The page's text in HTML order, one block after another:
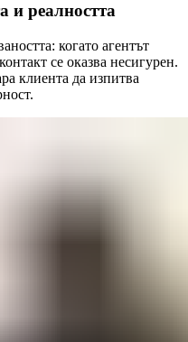
и реалността
когато агентът
се оказва несигурен.
клиента да изпитва